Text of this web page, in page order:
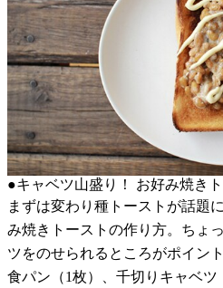
●キャベツ山盛り！ お好み焼き
まずは変わり種トーストが話題
み焼きトーストの作り方。ちょ
ツをのせられるところがポイン
食パン（1枚）、千切りキャベ